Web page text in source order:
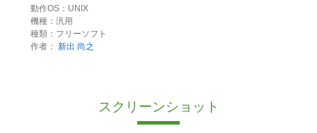
動作OS：UNIX
機種：汎用
種類：フリーソフト
作者： 新出 尚之
スクリーンショット